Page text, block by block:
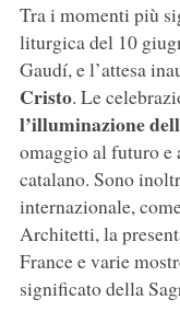
Tra i momenti più
liturgica del 10
Gaudí, e l’attesa
Cristo. Le
l’illuminazione
omaggio al futuro e
catalano. Sono
internazionale,
Architetti, la
France e varie
significato della